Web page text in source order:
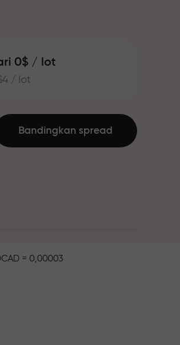
0$ / lot
/ lot
Bandingkan spread
= 0,00003